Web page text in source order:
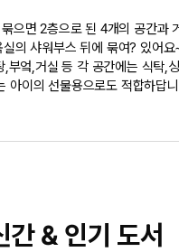
으면 2층으로 된 4개의 공간과
실의 샤워부스 뒤에 묶여? 있어
,부엌,거실 등 각 공간에는 식탁,
아이의 선물용으로도 적합하답
간 & 인기 도서